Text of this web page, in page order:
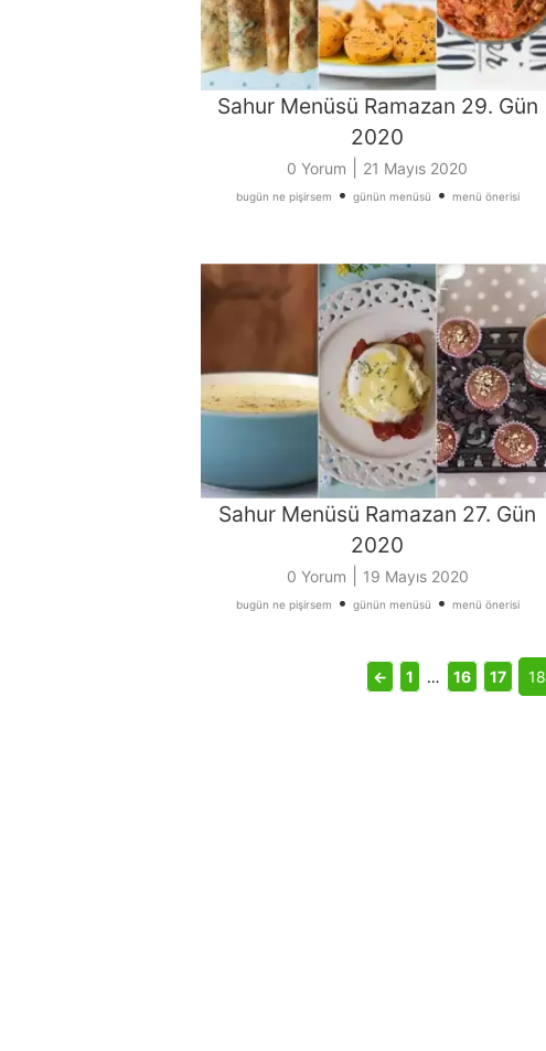
Sahur Menüsü Ramazan 29. Gün
2020
0 Yorum 21 Mayıs 2020
bugün ne pişirsem • günün menüsü • menü önerisi
Sahur Menüsü Ramazan 27. Gün
2020
0 Yorum 19 Mayıs 2020
bugün ne pişirsem • günün menüsü • menü önerisi
← 1 … 16 17 18